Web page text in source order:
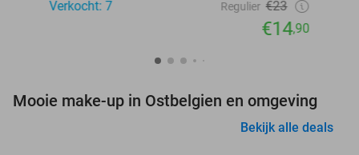
Verkocht: 7 Regulier €23
€14,90
Mooie make-up in Ostbelgien en omgeving
Bekijk alle deals